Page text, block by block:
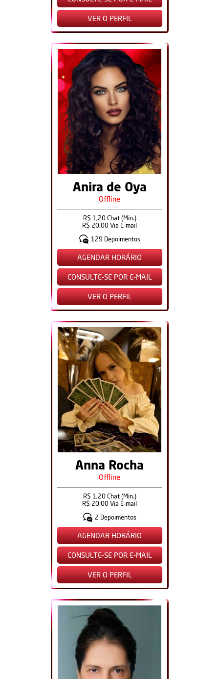
VER O PERFIL
Anira de Oya
Offline
R$ 1,20 Chat (Min.)
R$ 20,00 Via E-mail
129 Depoimentos
AGENDAR HORÁRIO
CONSULTE-SE POR E-MAIL
VER O PERFIL
Anna Rocha
Offline
R$ 1,20 Chat (Min.)
R$ 20,00 Via E-mail
2 Depoimentos
AGENDAR HORÁRIO
CONSULTE-SE POR E-MAIL
VER O PERFIL